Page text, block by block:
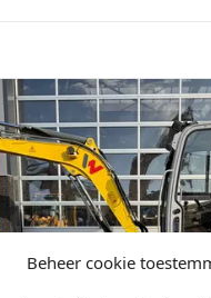
Beheer cookie